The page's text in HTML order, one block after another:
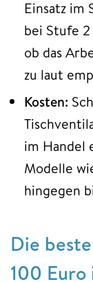
Einsatz im
bei Stufe
ob das
zu laut
Kosten:
im Handel
Modelle
hingegen
Die
100